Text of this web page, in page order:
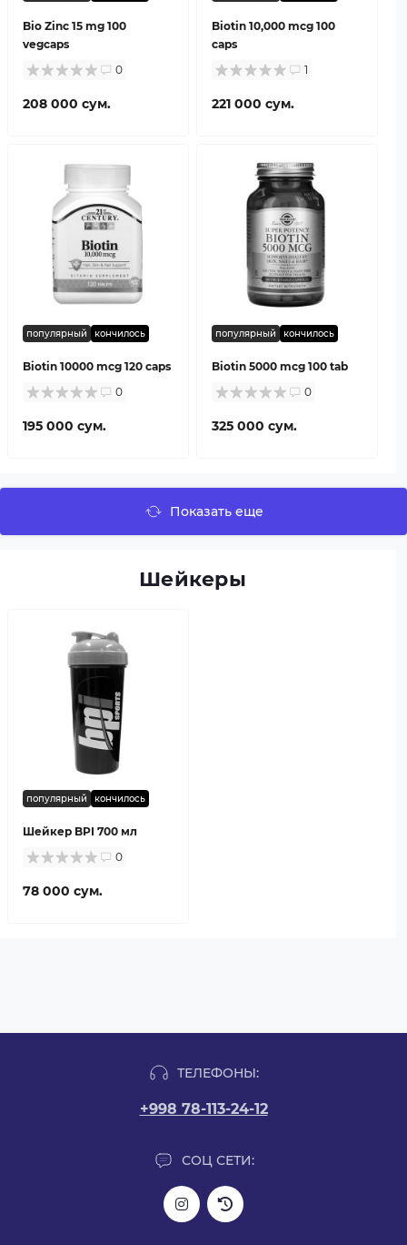
Bio Zinc 15 mg 100
vegcaps
0
208 000 сум.
Biotin 10,000 mcg 100
caps
1
221 000 сум.
популярный кончилось
Biotin 10000 mcg 120 caps
0
195 000 сум.
популярный кончилось
Biotin 5000 mcg 100 tab
0
325 000 сум.
Показать еще
Шейкеры
популярный кончилось
Шейкер BPI 700 мл
0
78 000 сум.
ТЕЛЕФОНЫ:
+998 78-113-24-12
СОЦ СЕТИ: